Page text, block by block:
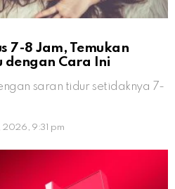
7-8 Jam, Temukan
dengan Cara Ini
saran tidur setidaknya 7-
2026, 9:31 pm